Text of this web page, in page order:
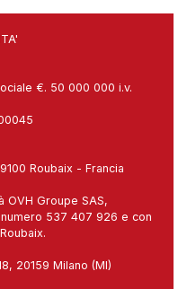
€. 50 000 000 i.v.
Roubaix - Francia
OVH Groupe SAS,
537 407 926 e con
20159 Milano (MI)